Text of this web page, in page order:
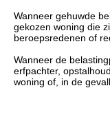
Wanneer gehuwde
gekozen woning die
beroepsredenen of
Wanneer de
erfpachter,
woning of, in de